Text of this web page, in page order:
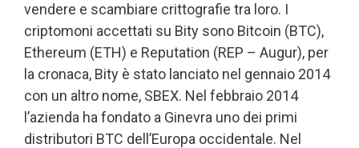
vendere e scambiare crittografie tra loro. I
criptomoni accettati su Bity sono Bitcoin (BTC),
Ethereum (ETH) e Reputation (REP – Augur), per
la cronaca, Bity è stato lanciato nel gennaio 2014
con un altro nome, SBEX. Nel febbraio 2014
l’azienda ha fondato a Ginevra uno dei primi
distributori BTC dell’Europa occidentale. Nel